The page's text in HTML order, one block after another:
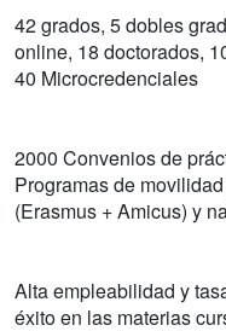
42 grados, 5 dobles
online, 18 doctorados,
40 Microcredenciales
2000 Convenios de
Programas de
(Erasmus + Amicus) y
Alta empleabilidad y
éxito en las materias